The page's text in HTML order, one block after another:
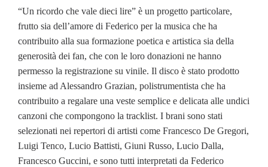
“Un ricordo che vale dieci lire” è un progetto particolare,
frutto sia dell’amore di Federico per la musica che ha
contribuito alla sua formazione poetica e artistica sia della
generosità dei fan, che con le loro donazioni ne hanno
permesso la registrazione su vinile. Il disco è stato prodotto
insieme ad Alessandro Grazian, polistrumentista che ha
contribuito a regalare una veste semplice e delicata alle undici
canzoni che compongono la tracklist. I brani sono stati
selezionati nei repertori di artisti come Francesco De Gregori,
Luigi Tenco, Lucio Battisti, Giuni Russo, Lucio Dalla,
Francesco Guccini, e sono tutti interpretati da Federico